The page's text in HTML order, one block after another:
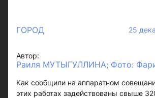
ГОРОД 25
Автор:
Раиля МУТЫГУЛЛИНА; Фото:
Как сообщили на аппаратном
этих работах задействованы свыше